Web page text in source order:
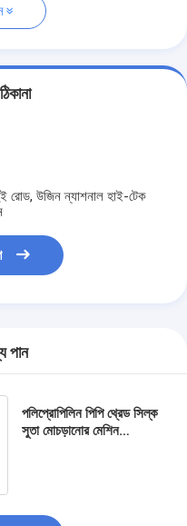
রোড, উজিন ন্যাশনাল হাই-টেক
পান
পলিপ্রোপিলিন পিপি থ্রেড সিল্ক
সুতা মোচড়ানোর মেশিন